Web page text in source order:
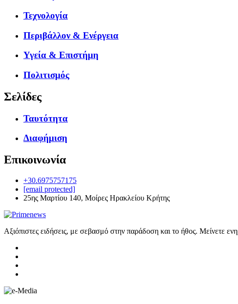
Τεχνολογία
Περιβάλλον & Ενέργεια
Υγεία & Επιστήμη
Πολιτισμός
Σελίδες
Ταυτότητα
Διαφήμιση
Επικοινωνία
+30.6975757175
[email protected]
25ης Μαρτίου 140, Μοίρες Ηρακλείου Κρήτης
Αξιόπιστες ειδήσεις, με σεβασμό στην παράδοση και το ήθος. Μείνετε